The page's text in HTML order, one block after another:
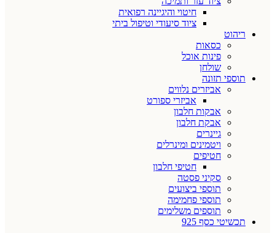
חיטוי והיגיינה רפואית
ציוד סיעודי וטיפול ביתי
ריהוט
כסאות
פינות אוכל
שולחן
תוספי תזונה
אביזרים נלווים
אביזרי ספורט
אבקות חלבון
אבקת חלבון
גיינרים
ויטמינים ומינרלים
חטיפים
חטיפי חלבון
סקיני פסטה
תוספי ביצועים
תוספי פחמימה
תוספים משלימים
תכשיטי כסף 925